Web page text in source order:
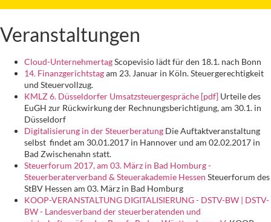
Veranstaltungen
Cloud-UnternehmertagScopevisio lädt für den 18.1. nach Bonn
14. Finanzgerichtstagam 23. Januar in Köln. Steuergerechtigkeit
und Steuervollzug.
KMLZ 6. Düsseldorfer Umsatzsteuergespräche [pdf] Urteile des
EuGH zur Rückwirkung der Rechnungsberichtigung, am 30.1. in
Düsseldorf
Digitalisierung in der Steuerberatung Die Auftaktveranstaltung
selbst findet am 30.01.2017 in Hannover und am 02.02.2017 in
Bad Zwischenahn statt.
Steuerforum 2017, am 03. März in Bad Homburg -
Steuerberaterverband & Steuerakademie Hessen Steuerforum des
StBV Hessen am 03. März in Bad Homburg
KOOP-VERANSTALTUNG DIGITALISIERUNG - DSTV-BW | DSTV-
BW - Landesverband der steuerberatenden und